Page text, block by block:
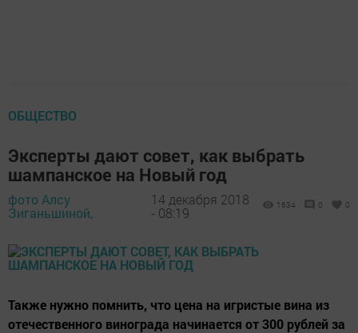
ОБЩЕСТВО
Эксперты дают совет, как выбрать
шампанское на Новый год
фото Алсу
Зиганьшиной,
14 декабря 2018
- 08:19
1634 0 0
Также нужно помнить, что цена на игристые вина из
отечественного винограда начинается от 300 рублей за